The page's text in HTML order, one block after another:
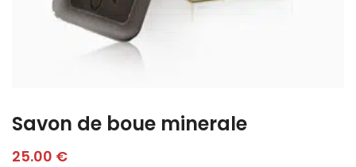
Savon de boue minerale
25.00 €